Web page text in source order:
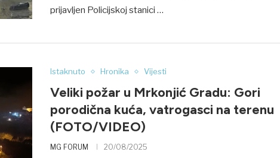
prijavljen Policijskoj stanici …
Istaknuto Hronika Vijesti
Veliki požar u Mrkonjić Gradu: Gori
porodična kuća, vatrogasci na terenu
(FOTO/VIDEO)
MG FORUM 20/08/2025